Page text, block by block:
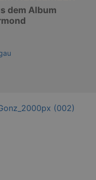
dem Album